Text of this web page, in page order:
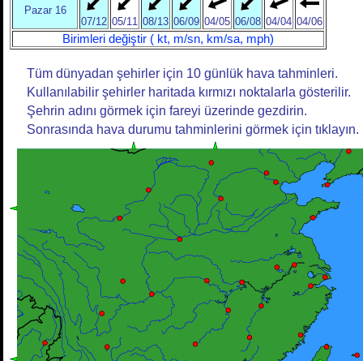
Pazar 16
07/12 05/11 08/13 06/09 04/05 06/08 04/04 04/06
Birimleri değiştir ( kt, m/sn, km/sa, mph)
Tüm dünyadan şehirler için 10 günlük hava tahminleri.
Kullanılabilir şehirler haritada kırmızı noktalarla gösterilir.
Şehrin adını görmek için fareyi üzerinde gezdirin.
Sonrasında hava durumu tahminlerini görmek için tıklayın.